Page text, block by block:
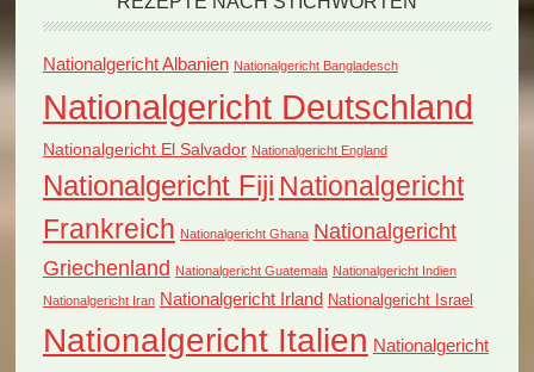
Nationalgericht Albanien Nationalgericht Bangladesch
Nationalgericht Deutschland
Nationalgericht El Salvador Nationalgericht England
Nationalgericht Fiji Nationalgericht
Frankreich Nationalgericht Ghana Nationalgericht
Griechenland Nationalgericht Guatemala Nationalgericht Indien
Nationalgericht Iran Nationalgericht Irland Nationalgericht Israel
Nationalgericht Italien Nationalgericht